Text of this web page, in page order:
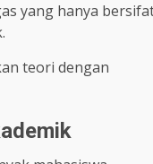
yang hanya
teori dengan